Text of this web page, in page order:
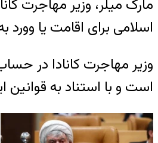
اسلامی برای اقامت یا وورد
است و با استناد به قوانین این کشور٬ اقامت موقت حسن قاضی‌زاده هاشمی را به مدت